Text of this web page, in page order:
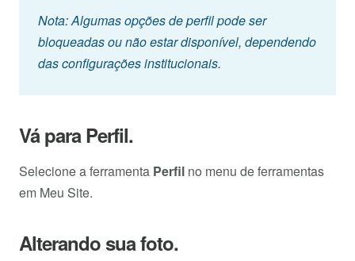
Nota: Algumas opções de perfil pode ser
bloqueadas ou não estar disponível, dependendo
das configurações institucionais.
Vá para Perfil.
Selecione a ferramenta Perfil no menu de ferramentas
em Meu Site.
Alterando sua foto.